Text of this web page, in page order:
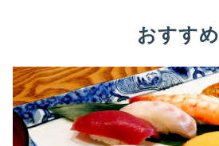
おすすめ